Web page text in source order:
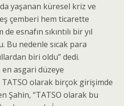
yaşanan küresel kriz ve
çemberi hem ticarette
esnafın sıkıntılı bir yıl
Bu nedenle sıcak para
biri oldu” dedi.
en asgari düzeye
TATSO olarak birçok girişimde
Şahin, “TATSO olarak bu